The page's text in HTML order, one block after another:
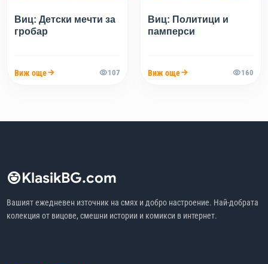
Виц: Детски мечти за
гробар
Виж още 107
Виц: Политици и
памперси
Виж още 160
KlasikBG.com
Вашият ежедневен източник на смях и добро настроение. Най-добрата
колекция от вицове, смешни истории и комикси в интернет.